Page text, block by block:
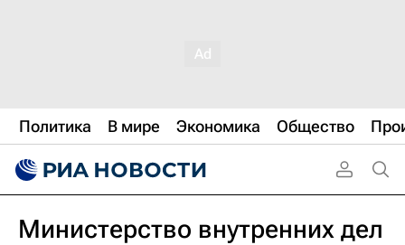
Политика В мире Экономика Общество
Министерство внутренних дел